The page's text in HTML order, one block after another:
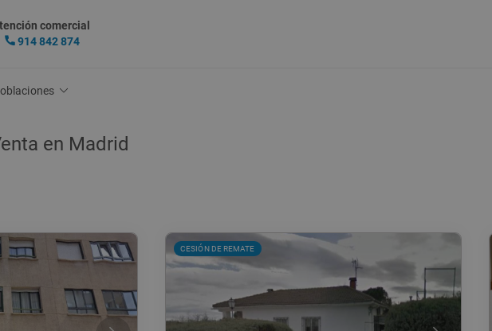
comercial
914 842 874
en Madrid
CESIÓN DE REMATE